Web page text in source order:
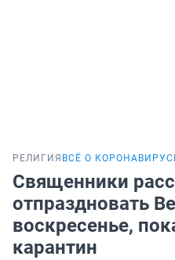
РЕЛИГИЯ ВСЁ О
Священники
отпраздновать
воскресенье,
карантин